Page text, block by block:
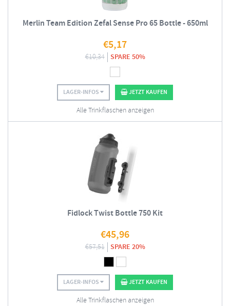
Merlin Team Edition Zefal Sense Pro 65 Bottle - 650ml
€5,17
€10,34 SPARE 50%
LAGER-INFOS JETZT KAUFEN
Alle Trinkflaschen anzeigen
Fidlock Twist Bottle 750 Kit
€45,96
€57,51 SPARE 20%
LAGER-INFOS JETZT KAUFEN
Alle Trinkflaschen anzeigen